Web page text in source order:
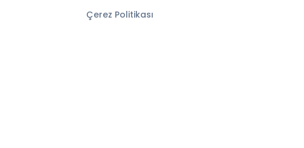
Çerez Politikası